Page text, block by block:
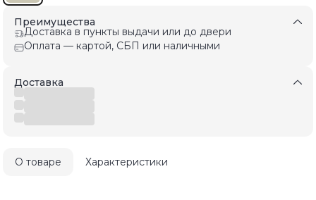
Преимущества
Доставка в пункты выдачи или до двери
Оплата — картой, СБП или наличными
Доставка
О товаре Характеристики